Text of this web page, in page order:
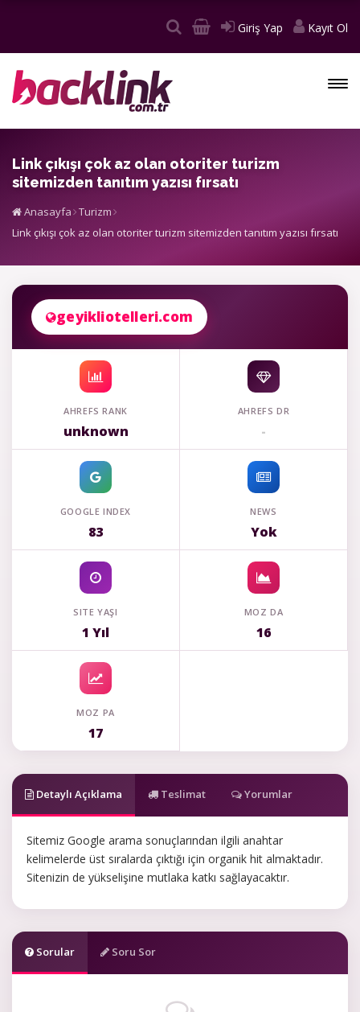
Giriş Yap Kayıt Ol
Link çıkışı çok az olan otoriter turizm
sitemizden tanıtım yazısı fırsatı
Anasayfa Turizm
Link çıkışı çok az olan otoriter turizm sitemizden tanıtım yazısı fırsatı
geyikliotelleri.com
AHREFS RANK
unknown
AHREFS DR
-
GOOGLE INDEX
83
NEWS
Yok
SITE YAŞI
1 Yıl
MOZ DA
16
MOZ PA
17
Detaylı Açıklama Teslimat Yorumlar
Sitemiz Google arama sonuçlarından ilgili anahtar
kelimelerde üst sıralarda çıktığı için organik hit almaktadır.
Sitenizin de yükselişine mutlaka katkı sağlayacaktır.
Sorular Soru Sor